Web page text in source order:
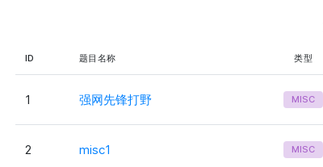
ID 题目名称 类型
1 强网先锋打野 MISC
2 misc1 MISC